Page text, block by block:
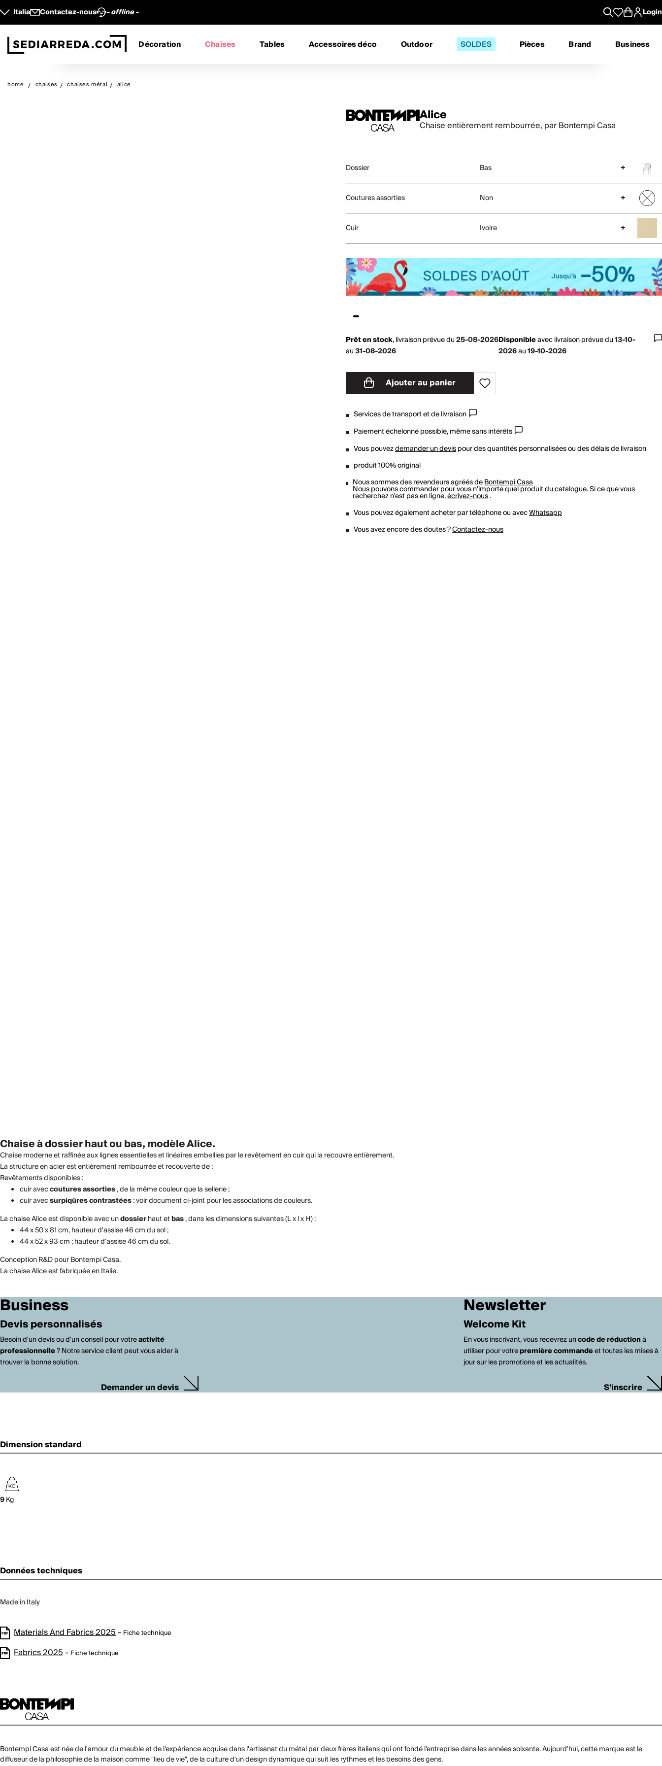
Italia Contactez-nous - offline - Login
Décoration Chaises Tables Accessoires déco Outdoor SOLDES Pièces Brand Business
home chaises chaises métal alice
Alice
Chaise entièrement rembourrée, par Bontempi Casa
Dossier Bas +
Coutures assorties Non +
Cuir Ivoire +
Prêt en stock,livraison prévue du25-08-2026
au31-08-2026
Disponibleaveclivraison prévue du13-10-
2026au19-10-2026
Ajouter au panier
Services de transport et de livraison
Paiement échelonné possible, même sans intérêts
Vous pouvezdemander un devispour des quantités personnalisées ou des délais de livraison
produit 100% original
Nous sommes des revendeurs agréés deBontempi Casa
Nous pouvons commander pour vous n’importe quel produit du catalogue. Si ce que vous
recherchez n'est pas en ligne,écrivez-nous.
Vous pouvez également acheter par téléphone ou avecWhatsapp
Vous avez encore des doutes ?Contactez-nous
Chaise à dossier haut ou bas, modèle Alice.
Chaise moderne et raffinée aux lignes essentielles et linéaires embellies par le revêtement en cuir qui la recouvre entièrement.
La structure en acier est entièrement rembourrée et recouverte de :
Revêtements disponibles :
cuir aveccoutures assorties, de la même couleur que la sellerie ;
cuir avecsurpiqûres contrastées: voir document ci-joint pour les associations de couleurs.
La chaise Alice est disponible avec undossierhaut etbas, dans les dimensions suivantes (L x l x H) :
44 x 50 x 81 cm, hauteur d'assise 46 cm du sol ;
44 x 52 x 93 cm ; hauteur d'assise 46 cm du sol.
Conception R&D pour Bontempi Casa.
La chaise Alice est fabriquée en Italie.
Business
Devis personnalisés
Besoin d'un devis ou d'un conseil pour votreactivité
professionnelle? Notre service client peut vous aider à
trouver la bonne solution.
Demander un devis
Newsletter
Welcome Kit
En vous inscrivant, vous recevrez uncode de réductionà
utiliser pour votrepremière commandeet toutes les mises à
jour sur les promotions et les actualités.
S'inscrire
Dimension standard
9Kg
Données techniques
Made in Italy
Materials And Fabrics 2025- Fiche technique
Fabrics 2025- Fiche technique
Bontempi Casa est née de l'amour du meuble et de l'expérience acquise dans l'artisanat du métal par deux frères italiens qui ont fondé l'entreprise dans les années soixante. Aujourd'hui, cette marque est le
diffuseur de la philosophie de la maison comme "lieu de vie", de la culture d'un design dynamique qui suit les rythmes et les besoins des gens.